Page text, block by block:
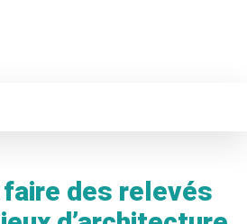
des relevés